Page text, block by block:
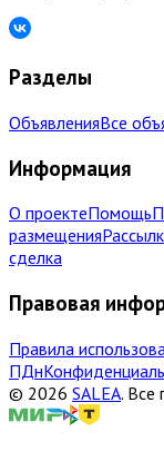
Разделы
ОбъявленияВсе
Информация
О проектеПомощь
размещения
сделка
Правовая
Правила
ПДн
© 2026 SALEA. Все